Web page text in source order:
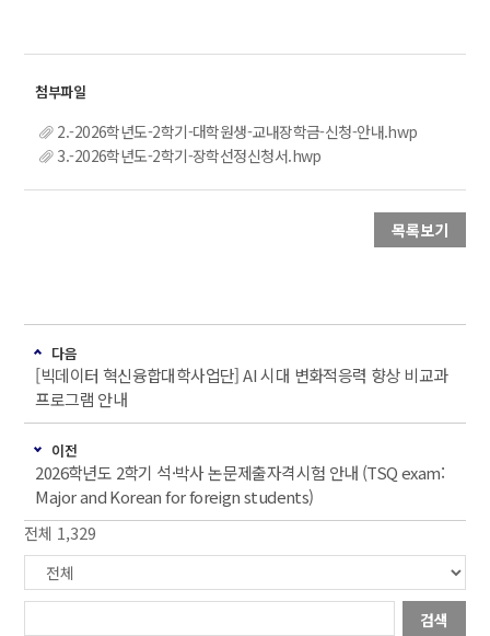
2.-2026학년도-2학기-대학원생-교내장학금-신청-안내.hwp
3.-2026학년도-2학기-장학선정신청서.hwp
목록보기
다음
[빅데이터 혁신융합대학사업단] AI 시대 변화적응력 향상 비교과
프로그램 안내
이전
2026학년도 2학기 석·박사 논문제출자격시험 안내 (TSQ exam:
Major and Korean for foreign students)
전체 1,329
검색